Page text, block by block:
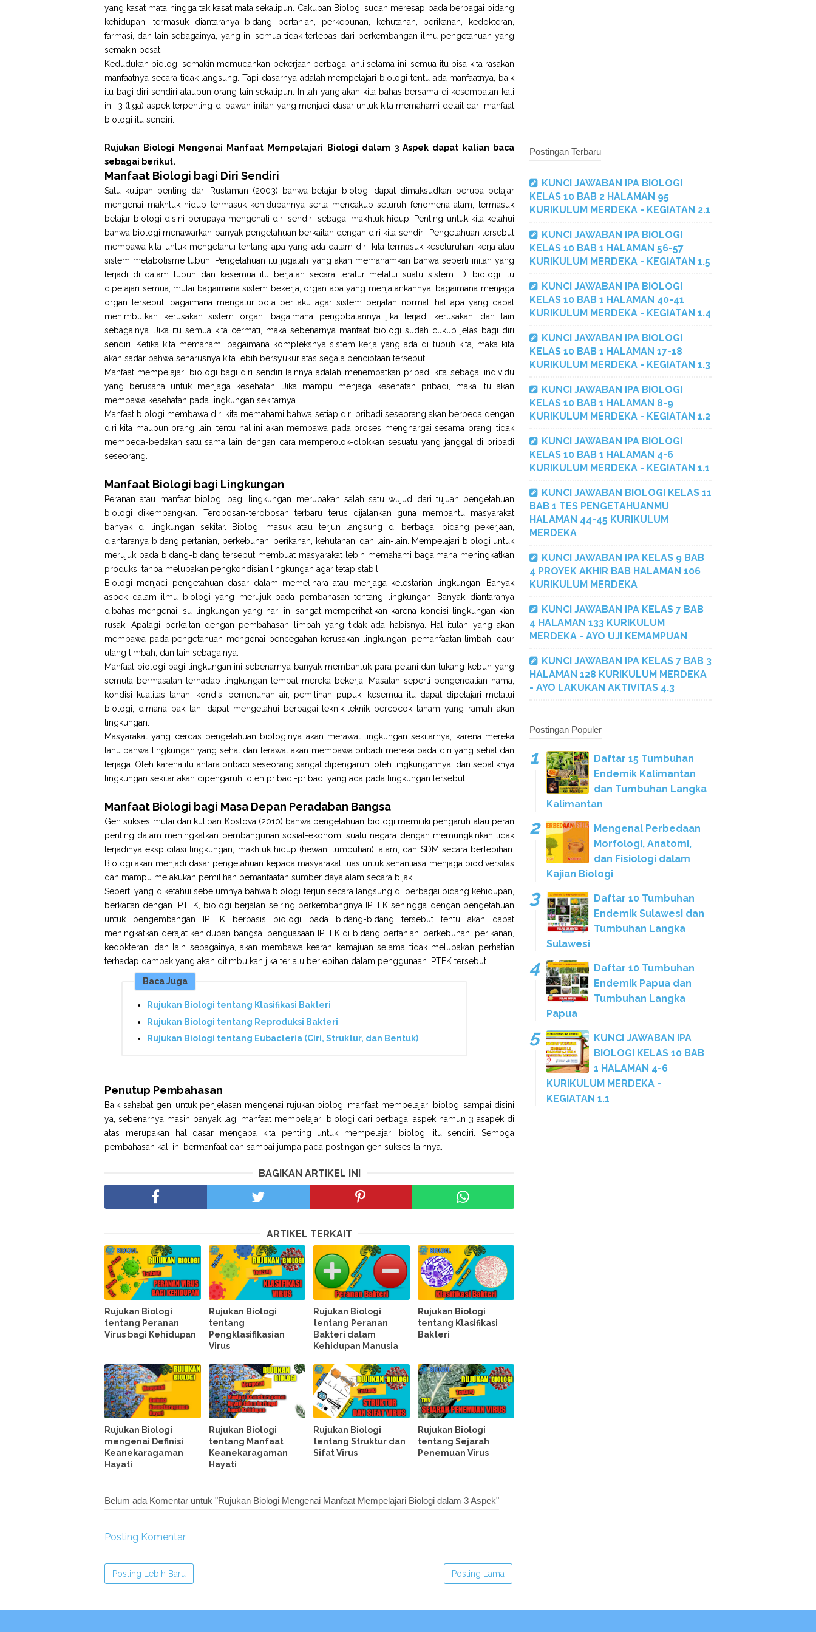
yang kasat mata hingga tak kasat mata sekalipun. Cakupan Biologi sudah meresap pada berbagai bidang
kehidupan, termasuk diantaranya bidang pertanian, perkebunan, kehutanan, perikanan, kedokteran,
farmasi, dan lain sebagainya, yang ini semua tidak terlepas dari perkembangan ilmu pengetahuan yang
semakin pesat.
Kedudukan biologi semakin memudahkan pekerjaan berbagai ahli selama ini, semua itu bisa kita rasakan
manfaatnya secara tidak langsung. Tapi dasarnya adalah mempelajari biologi tentu ada manfaatnya, baik
itu bagi diri sendiri ataupun orang lain sekalipun. Inilah yang akan kita bahas bersama di kesempatan kali
ini. 3 (tiga) aspek terpenting di bawah inilah yang menjadi dasar untuk kita memahami detail dari manfaat
biologi itu sendiri.
Rujukan Biologi Mengenai Manfaat Mempelajari Biologi dalam 3 Aspek dapat kalian baca
sebagai berikut.
Manfaat Biologi bagi Diri Sendiri
Satu kutipan penting dari Rustaman (2003) bahwa belajar biologi dapat dimaksudkan berupa belajar
mengenai makhluk hidup termasuk kehidupannya serta mencakup seluruh fenomena alam, termasuk
belajar biologi disini berupaya mengenali diri sendiri sebagai makhluk hidup. Penting untuk kita ketahui
bahwa biologi menawarkan banyak pengetahuan berkaitan dengan diri kita sendiri. Pengetahuan tersebut
membawa kita untuk mengetahui tentang apa yang ada dalam diri kita termasuk keseluruhan kerja atau
sistem metabolisme tubuh. Pengetahuan itu jugalah yang akan memahamkan bahwa seperti inilah yang
terjadi di dalam tubuh dan kesemua itu berjalan secara teratur melalui suatu sistem. Di biologi itu
dipelajari semua, mulai bagaimana sistem bekerja, organ apa yang menjalankannya, bagaimana menjaga
organ tersebut, bagaimana mengatur pola perilaku agar sistem berjalan normal, hal apa yang dapat
menimbulkan kerusakan sistem organ, bagaimana pengobatannya jika terjadi kerusakan, dan lain
sebagainya. Jika itu semua kita cermati, maka sebenarnya manfaat biologi sudah cukup jelas bagi diri
sendiri. Ketika kita memahami bagaimana kompleksnya sistem kerja yang ada di tubuh kita, maka kita
akan sadar bahwa seharusnya kita lebih bersyukur atas segala penciptaan tersebut.
Manfaat mempelajari biologi bagi diri sendiri lainnya adalah menempatkan pribadi kita sebagai individu
yang berusaha untuk menjaga kesehatan. Jika mampu menjaga kesehatan pribadi, maka itu akan
membawa kesehatan pada lingkungan sekitarnya.
Manfaat biologi membawa diri kita memahami bahwa setiap diri pribadi seseorang akan berbeda dengan
diri kita maupun orang lain, tentu hal ini akan membawa pada proses menghargai sesama orang, tidak
membeda-bedakan satu sama lain dengan cara memperolok-olokkan sesuatu yang janggal di pribadi
seseorang.
Manfaat Biologi bagi Lingkungan
Peranan atau manfaat biologi bagi lingkungan merupakan salah satu wujud dari tujuan pengetahuan
biologi dikembangkan. Terobosan-terobosan terbaru terus dijalankan guna membantu masyarakat
banyak di lingkungan sekitar. Biologi masuk atau terjun langsung di berbagai bidang pekerjaan,
diantaranya bidang pertanian, perkebunan, perikanan, kehutanan, dan lain-lain. Mempelajari biologi untuk
merujuk pada bidang-bidang tersebut membuat masyarakat lebih memahami bagaimana meningkatkan
produksi tanpa melupakan pengkondisian lingkungan agar tetap stabil.
Biologi menjadi pengetahuan dasar dalam memelihara atau menjaga kelestarian lingkungan. Banyak
aspek dalam ilmu biologi yang merujuk pada pembahasan tentang lingkungan. Banyak diantaranya
dibahas mengenai isu lingkungan yang hari ini sangat memperihatikan karena kondisi lingkungan kian
rusak. Apalagi berkaitan dengan pembahasan limbah yang tidak ada habisnya. Hal itulah yang akan
membawa pada pengetahuan mengenai pencegahan kerusakan lingkungan, pemanfaatan limbah, daur
ulang limbah, dan lain sebagainya.
Manfaat biologi bagi lingkungan ini sebenarnya banyak membantuk para petani dan tukang kebun yang
semula bermasalah terhadap lingkungan tempat mereka bekerja. Masalah seperti pengendalian hama,
kondisi kualitas tanah, kondisi pemenuhan air, pemilihan pupuk, kesemua itu dapat dipelajari melalui
biologi, dimana pak tani dapat mengetahui berbagai teknik-teknik bercocok tanam yang ramah akan
lingkungan.
Masyarakat yang cerdas pengetahuan biologinya akan merawat lingkungan sekitarnya, karena mereka
tahu bahwa lingkungan yang sehat dan terawat akan membawa pribadi mereka pada diri yang sehat dan
terjaga. Oleh karena itu antara pribadi seseorang sangat dipengaruhi oleh lingkungannya, dan sebaliknya
lingkungan sekitar akan dipengaruhi oleh pribadi-pribadi yang ada pada lingkungan tersebut.
Manfaat Biologi bagi Masa Depan Peradaban Bangsa
Gen sukses mulai dari kutipan Kostova (2010) bahwa pengetahuan biologi memiliki pengaruh atau peran
penting dalam meningkatkan pembangunan sosial-ekonomi suatu negara dengan memungkinkan tidak
terjadinya eksploitasi lingkungan, makhluk hidup (hewan, tumbuhan), alam, dan SDM secara berlebihan.
Biologi akan menjadi dasar pengetahuan kepada masyarakat luas untuk senantiasa menjaga biodiversitas
dan mampu melakukan pemilihan pemanfaatan sumber daya alam secara bijak.
Seperti yang diketahui sebelumnya bahwa biologi terjun secara langsung di berbagai bidang kehidupan,
berkaitan dengan IPTEK, biologi berjalan seiring berkembangnya IPTEK sehingga dengan pengetahuan
untuk pengembangan IPTEK berbasis biologi pada bidang-bidang tersebut tentu akan dapat
meningkatkan derajat kehidupan bangsa. penguasaan IPTEK di bidang pertanian, perkebunan, perikanan,
kedokteran, dan lain sebagainya, akan membawa kearah kemajuan selama tidak melupakan perhatian
terhadap dampak yang akan ditimbulkan jika terlalu berlebihan dalam penggunaan IPTEK tersebut.
Baca Juga
Rujukan Biologi tentang Klasifikasi Bakteri
Rujukan Biologi tentang Reproduksi Bakteri
Rujukan Biologi tentang Eubacteria (Ciri, Struktur, dan Bentuk)
Penutup Pembahasan
Baik sahabat gen, untuk penjelasan mengenai rujukan biologi manfaat mempelajari biologi sampai disini
ya, sebenarnya masih banyak lagi manfaat mempelajari biologi dari berbagai aspek namun 3 asapek di
atas merupakan hal dasar mengapa kita penting untuk mempelajari biologi itu sendiri. Semoga
pembahasan kali ini bermanfaat dan sampai jumpa pada postingan gen sukses lainnya.
BAGIKAN ARTIKEL INI
ARTIKEL TERKAIT
Rujukan Biologi
tentang Peranan
Virus bagi Kehidupan
Rujukan Biologi
tentang
Pengklasifikasian
Virus
Rujukan Biologi
tentang Peranan
Bakteri dalam
Kehidupan Manusia
Rujukan Biologi
tentang Klasifikasi
Bakteri
Rujukan Biologi
mengenai Definisi
Keanekaragaman
Hayati
Rujukan Biologi
tentang Manfaat
Keanekaragaman
Hayati
Rujukan Biologi
tentang Struktur dan
Sifat Virus
Rujukan Biologi
tentang Sejarah
Penemuan Virus
Belum ada Komentar untuk "Rujukan Biologi Mengenai Manfaat Mempelajari Biologi dalam 3 Aspek"
Posting Komentar
Posting Lebih Baru Posting Lama
Postingan Terbaru
KUNCI JAWABAN IPA BIOLOGI
KELAS 10 BAB 2 HALAMAN 95
KURIKULUM MERDEKA - KEGIATAN 2.1
KUNCI JAWABAN IPA BIOLOGI
KELAS 10 BAB 1 HALAMAN 56-57
KURIKULUM MERDEKA - KEGIATAN 1.5
KUNCI JAWABAN IPA BIOLOGI
KELAS 10 BAB 1 HALAMAN 40-41
KURIKULUM MERDEKA - KEGIATAN 1.4
KUNCI JAWABAN IPA BIOLOGI
KELAS 10 BAB 1 HALAMAN 17-18
KURIKULUM MERDEKA - KEGIATAN 1.3
KUNCI JAWABAN IPA BIOLOGI
KELAS 10 BAB 1 HALAMAN 8-9
KURIKULUM MERDEKA - KEGIATAN 1.2
KUNCI JAWABAN IPA BIOLOGI
KELAS 10 BAB 1 HALAMAN 4-6
KURIKULUM MERDEKA - KEGIATAN 1.1
KUNCI JAWABAN BIOLOGI KELAS 11
BAB 1 TES PENGETAHUANMU
HALAMAN 44-45 KURIKULUM
MERDEKA
KUNCI JAWABAN IPA KELAS 9 BAB
4 PROYEK AKHIR BAB HALAMAN 106
KURIKULUM MERDEKA
KUNCI JAWABAN IPA KELAS 7 BAB
4 HALAMAN 133 KURIKULUM
MERDEKA - AYO UJI KEMAMPUAN
KUNCI JAWABAN IPA KELAS 7 BAB 3
HALAMAN 128 KURIKULUM MERDEKA
- AYO LAKUKAN AKTIVITAS 4.3
Postingan Populer
Daftar 15 Tumbuhan
Endemik Kalimantan
dan Tumbuhan Langka
Kalimantan
Mengenal Perbedaan
Morfologi, Anatomi,
dan Fisiologi dalam
Kajian Biologi
Daftar 10 Tumbuhan
Endemik Sulawesi dan
Tumbuhan Langka
Sulawesi
Daftar 10 Tumbuhan
Endemik Papua dan
Tumbuhan Langka
Papua
KUNCI JAWABAN IPA
BIOLOGI KELAS 10 BAB
1 HALAMAN 4-6
KURIKULUM MERDEKA -
KEGIATAN 1.1